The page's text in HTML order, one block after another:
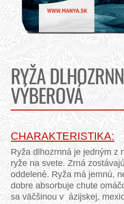
RYŽA
VÝBEROVÁ
CHARAKTERISTIKA:
Ryža dlhozrnná je jedným z
ryže na svete. Zrná
oddelené. Ryža má jemnú,
dobre absorbuje chute
sa väčšinou v ázijskej,